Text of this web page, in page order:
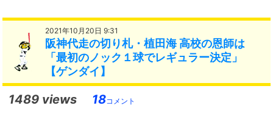
2021年10月20日 9:31
阪神代走の切り札・植田海 高校の恩師は
「最初のノック１球でレギュラー決定」
【ゲンダイ】
1489 views 18コメント